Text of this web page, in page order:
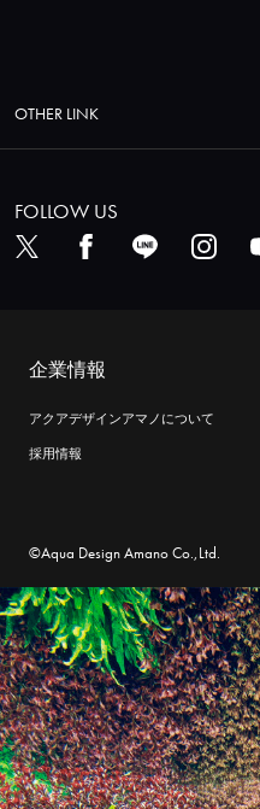
OTHER LINK
FOLLOW US
企業情報
アクアデザインアマノについて
採用情報
©Aqua Design Amano Co.,Ltd.